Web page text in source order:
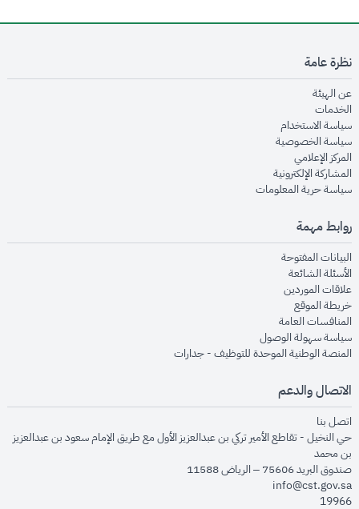
نظرة عامة
عن الهيئةopens in new window
الخدماتopens in new window
سياسة الاستخدام
سياسة الخصوصيةopens in new window
المركز الإعلاميopens in new window
المشاركة الإلكترونيةopens in new window
سياسة حرية المعلوماتopens in new window
روابط مهمة
البيانات المفتوحةopens in new window
الأسئلة الشائعةopens in new window
علاقات الموردينopens in new window
خريطة الموقعopens in new window
المنافسات العامةopens in new window
سياسة سهولة الوصولopens in new window
المنصة الوطنية الموحدة للتوظيف - جداراتopens in new window
الاتصال والدعم
اتصل بنا
حي النخيل - تقاطع الأمير تركي بن عبدالعزيز الأول مع طريق الإمام سعود بن عبدالعزيز
بن محمد
صندوق البريد 75606 – الرياض 11588
info@cst.gov.sa
19966